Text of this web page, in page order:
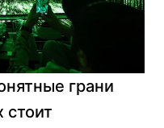
грани
стоит